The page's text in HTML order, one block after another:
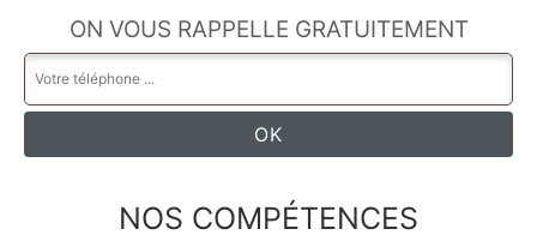
ON VOUS RAPPELLE GRATUITEMENT
NOS COMPÉTENCES